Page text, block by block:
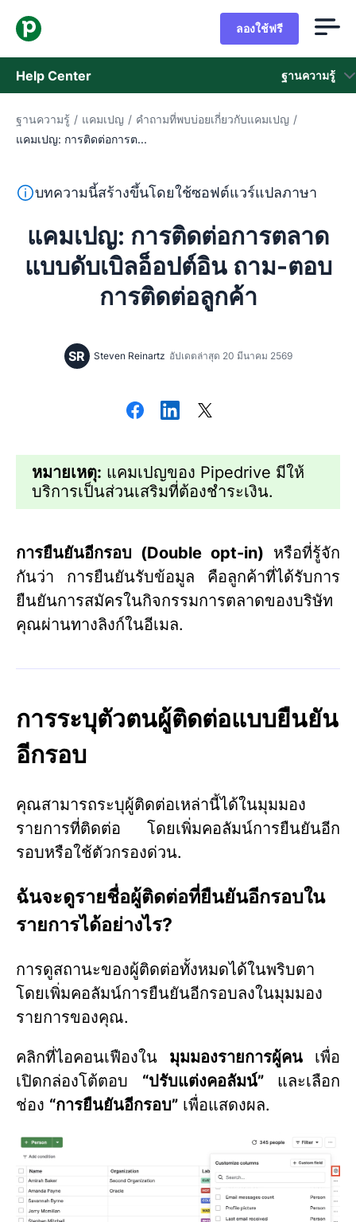
ลองใช้ฟรี
Help Center ฐานความรู้
ฐานความรู้
ติดต่อฝ่ายช่วยเหลือ
ฐานความรู้ / แคมเปญ / คำถามที่พบบ่อยเกี่ยวกับแคมเปญ /
แคมเปญ: การติดต่อการต...
ข้อความนี้แปลจากภาษาอังกฤษโดยใช้ซอฟต์แวร์แปลภาษาแ
บทความนี้สร้างขึ้นโดยใช้ซอฟต์แวร์แปลภาษา
แคมเปญ: การติดต่อการตลาด
แบบดับเบิลอ็อปต์อิน ถาม-ตอบ
การติดต่อลูกค้า
SR Steven Reinartz อัปเดตล่าสุด 20 มีนาคม 2569
หมายเหตุ: แคมเปญของ Pipedrive มีให้
บริการเป็นส่วนเสริมที่ต้องชำระเงิน.
การยืนยันอีกรอบ (Double opt-in) หรือที่รู้จัก
กันว่า การยืนยันรับข้อมูล คือลูกค้าที่ได้รับการ
ยืนยันการสมัครในกิจกรรมการตลาดของบริษัท
คุณผ่านทางลิงก์ในอีเมล.
การระบุตัวตนผู้ติดต่อแบบยืนยัน
อีกรอบ
คุณสามารถระบุผู้ติดต่อเหล่านี้ได้ในมุมมอง
รายการที่ติดต่อ โดยเพิ่มคอลัมน์การยืนยันอีก
รอบหรือใช้ตัวกรองด่วน.
ฉันจะดูรายชื่อผู้ติดต่อที่ยืนยันอีกรอบใน
รายการได้อย่างไร?
การดูสถานะของผู้ติดต่อทั้งหมดได้ในพริบตา
โดยเพิ่มคอลัมน์การยืนยันอีกรอบลงในมุมมอง
รายการของคุณ.
คลิกที่ไอคอนเฟืองใน มุมมองรายการผู้คน เพื่อ
เปิดกล่องโต้ตอบ “ปรับแต่งคอลัมน์”และเลือก
ช่อง “การยืนยันอีกรอบ” เพื่อแสดงผล.